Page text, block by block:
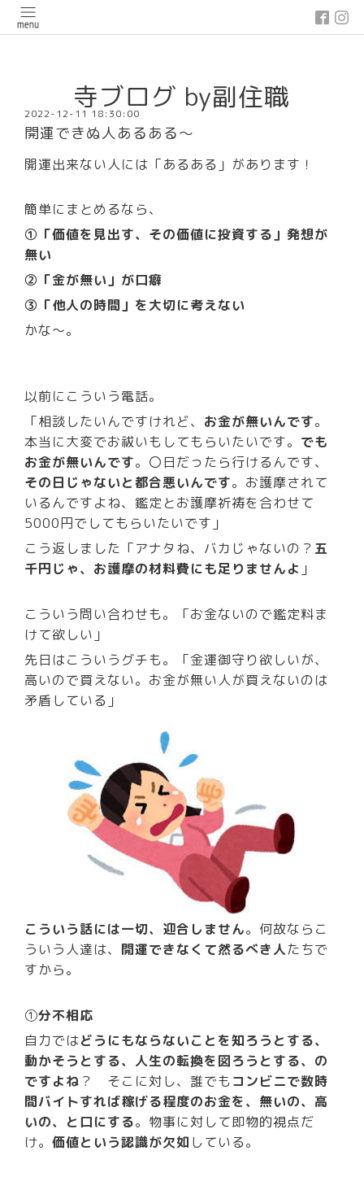
google-site-verification: google03647e12badb45de.html
寺ブログ by副住職
2022-12-11 18:30:00
開運できぬ人あるある～
開運出来ない人には「あるある」があります！
簡単にまとめるなら、
①「価値を見出す、その価値に投資する」発想が
無い
②「金が無い」が口癖
③「他人の時間」を大切に考えない
かな～。
以前にこういう電話。
「相談したいんですけれど、 お金が無いんです。
本当に大変でお祓いもしてもらいたいです。 でも
お金が無いんです。〇日だったら行けるんです、
その日じゃないと都合悪いんです。お護摩されて
いるんですよね、鑑定とお護摩祈祷を合わせて
5000円でしてもらいたいです」
こう返しました「アナタね、バカじゃないの？ 五
千円じゃ、お護摩の材料費にも足りませんよ 」
こういう問い合わせも。「お金ないので鑑定料ま
けて欲しい」
先日はこういうグチも。「金運御守り欲しいが、
高いので買えない。お金が無い人が買えないのは
矛盾している」
こういう話には一切、迎合しません。何故ならこ
ういう人達は、 開運できなくて然るべき人たちで
すから。
①分不相応
自力ではどうにもならないことを知ろうとする、
動かそうとする、人生の転換を図ろうとする、の
ですよね ？ そこに対し、誰でもコンビニで数時
間バイトすれば稼げる程度のお金を、無いの、高
いの、と口にする。物事に対して即物的視点だ
け。価値という認識が欠如 している。